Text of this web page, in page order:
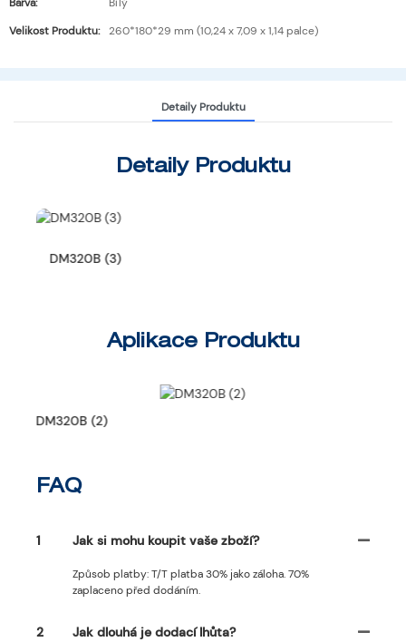
Velikost Produktu:
260*180*29 mm (10,24 x 7,09 x 1,14 palce)
Detaily Produktu
Detaily Produktu
DM320B (3)
Aplikace Produktu
DM320B (2)
FAQ
1 Jak si mohu koupit vaše zboží?
Způsob platby: T/T platba 30% jako záloha. 70%
zaplaceno před dodáním.
2 Jak dlouhá je dodací lhůta?